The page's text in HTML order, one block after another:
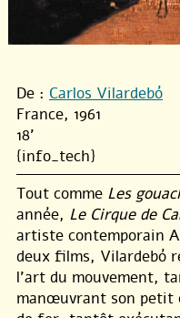
De : Carlos Vilardebó
France, 1961
18'
{info_tech}
Tout comme Les
année, Le Cirque de
artiste contemporain
deux films, Vilardebó
l’art du mouvement,
manœuvrant son petit